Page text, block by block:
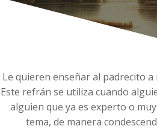
Le quieren enseñar al padrecito
Este refrán se utiliza cuando
alguien que ya es experto o
tema, de manera